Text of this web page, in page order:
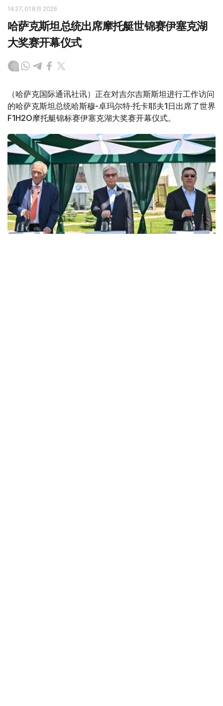
14:27, 01 8月 2026
哈萨克斯坦总统出席摩托艇世锦赛伊塞克湖
大奖赛开幕仪式
（哈萨克国际通讯社讯）正在对吉尔吉斯斯坦进行工作访问
的哈萨克斯坦总统哈斯穆-卓玛尔特·托卡耶夫1日出席了世界
F1H2O摩托艇锦标赛伊塞克湖大奖赛开幕仪式。